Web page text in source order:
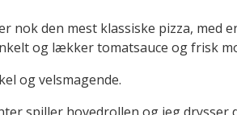
nok den mest klassiske pizza, med
og lækker tomatsauce og frisk
og velsmagende.